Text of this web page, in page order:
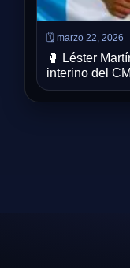
🗓️ marzo 22, 2026
🥊 Léster
interino del